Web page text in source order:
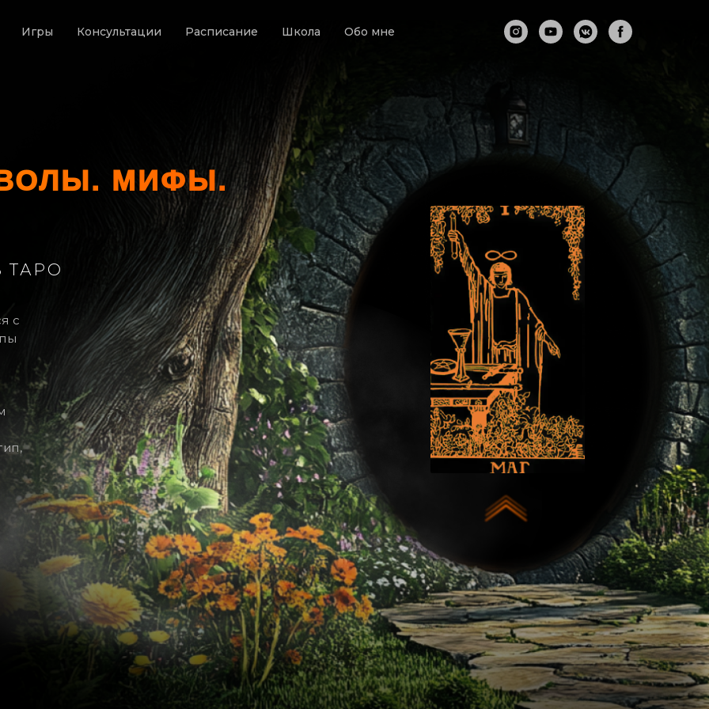
Игры Консультации Расписание Школа Обо мне
МИФЫ.
с
ТАРО